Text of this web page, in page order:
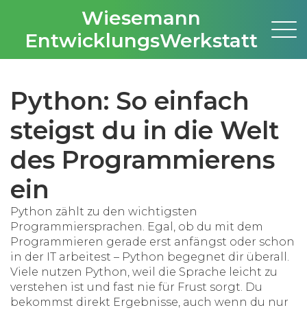
Wiesemann
EntwicklungsWerkstatt
Python: So einfach
steigst du in die Welt
des Programmierens
ein
Python zählt zu den wichtigsten
Programmiersprachen. Egal, ob du mit dem
Programmieren gerade erst anfängst oder schon
in der IT arbeitest – Python begegnet dir überall.
Viele nutzen Python, weil die Sprache leicht zu
verstehen ist und fast nie für Frust sorgt. Du
bekommst direkt Ergebnisse, auch wenn du nur